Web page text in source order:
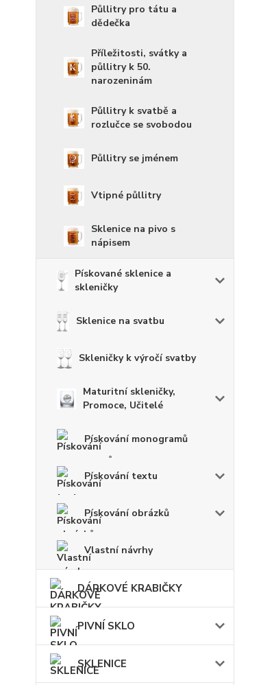
Půllitry pro tátu a
dědečka
Příležitosti, svátky a
půllitry k 50.
narozeninám
Půllitry k svatbě a
rozlučce se svobodou
Půllitry se jménem
Vtipné půllitry
Sklenice na pivo s
nápisem
Pískované sklenice a
skleničky
Sklenice na svatbu
Skleničky k výročí svatby
Maturitní skleničky,
Promoce, Učitelé
Pískování monogramů
Pískování textu
Pískování obrázků
Vlastní návrhy
DÁRKOVÉ KRABIČKY
PIVNÍ SKLO
SKLENICE